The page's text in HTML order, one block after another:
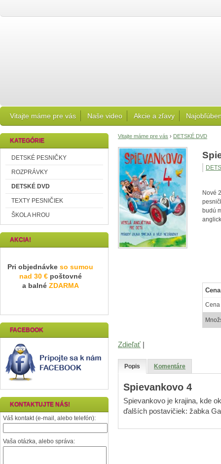
Vitajte máme pre vás Naše video Akcie a zľavy
Vitajte máme pre vás › DETSKÉ DVD
Nové
budú
Cena
Zdieľať |
Popis Komentáre
Spievankovo 4
Spievankovo je krajina, kde
ďalších postavičiek: žabka
KATEGÓRIE
DETSKÉ PESNIČKY
ROZPRÁVKY
DETSKÉ DVD
TEXTY PESNIČIEK
ŠKOLA HROU
AKCIA!
Pri objednávke so sumou
nad 30 € poštovné
a balné ZDARMA
FACEBOOK
KONTAKTUJTE NÁS!
Váš kontakt (e-mail, alebo telefón):
Vaša otázka, alebo správa: